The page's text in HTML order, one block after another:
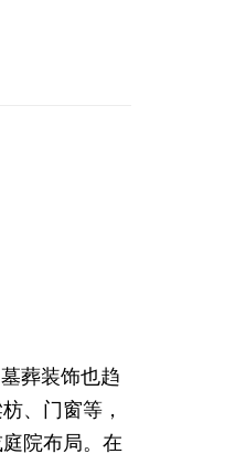
葬装饰也趋
、门窗等，
院布局。在